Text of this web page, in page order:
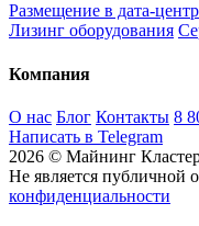
Размещение в дата-
Лизинг оборудования
Компания
О нас Блог Контакты 8
Написать в Telegram
2026 © Майнинг
Не является публичной
конфиденциальности